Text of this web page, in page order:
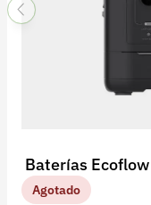
Baterías Ecoflow
Agotado
Registrarse
contacto@croper.com